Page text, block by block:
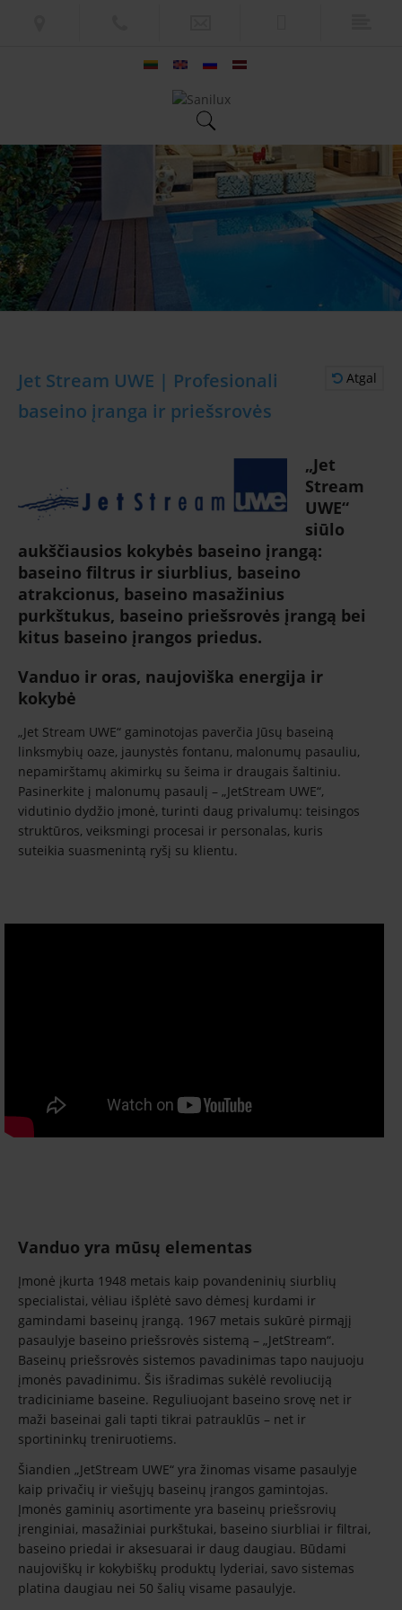
Jet Stream UWE | Profesionali
baseino įranga ir priešsrovės
Atgal
„Jet
Stream
UWE“
siūlo
aukščiausios kokybės baseino įrangą:
baseino filtrus ir siurblius, baseino
atrakcionus, baseino masažinius
purkštukus, baseino priešsrovės įrangą bei
kitus baseino įrangos priedus.
Vanduo ir oras, naujoviška energija ir
kokybė
„Jet Stream UWE“ gaminotojas paverčia Jūsų baseiną
linksmybių oaze, jaunystės fontanu, malonumų pasauliu,
nepamirštamų akimirkų su šeima ir draugais šaltiniu.
Pasinerkite į malonumų pasaulį – „JetStream UWE“,
vidutinio dydžio įmonė, turinti daug privalumų: teisingos
struktūros, veiksmingi procesai ir personalas, kuris
suteikia suasmenintą ryšį su klientu.
Vanduo yra mūsų elementas
Įmonė įkurta 1948 metais kaip povandeninių siurblių
specialistai, vėliau išplėtė savo dėmesį kurdami ir
gamindami baseinų įrangą. 1967 metais sukūrė pirmąjį
pasaulyje baseino priešsrovės sistemą – „JetStream“.
Baseinų priešsrovės sistemos pavadinimas tapo naujuoju
įmonės pavadinimu. Šis išradimas sukėlė revoliuciją
tradiciniame baseine. Reguliuojant baseino srovę net ir
maži baseinai gali tapti tikrai patrauklūs – net ir
sportininkų treniruotiems.
Šiandien „JetStream UWE“ yra žinomas visame pasaulyje
kaip privačių ir viešųjų baseinų įrangos gamintojas.
Įmonės gaminių asortimente yra baseinų priešsrovių
įrenginiai, masažiniai purkštukai, baseino siurbliai ir filtrai,
baseino priedai ir aksesuarai ir daug daugiau. Būdami
naujoviškų ir kokybiškų produktų lyderiai, savo sistemas
platina daugiau nei 50 šalių visame pasaulyje.